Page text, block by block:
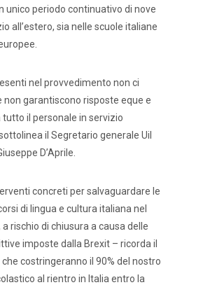
unico periodo continuativo di nove
all’estero, sia nelle scuole italiane
nel provvedimento non ci
non garantiscono risposte eque e
il personale in servizio
il Segretario generale Uil
D’Aprile.
concreti per salvaguardare le
di lingua e cultura italiana nel
a rischio di chiusura a causa delle
imposte dalla Brexit – ricorda il
costringeranno il 90% del nostro
al rientro in Italia entro la